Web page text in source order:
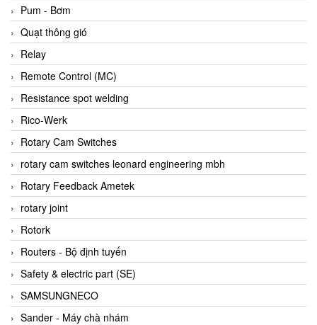
Black Box
BlackBox Vietnam
BLAGDON PUMP
Bloom Engineering
Boneng
Bopp & Reuther Messtechnik
Bosch
Boydcorp
BRAUN Vietnam
Brinkmann Pumpen
BRONKHORST
Brook Instrument
Brooks Instrument Vietnam
Buhler
BURLING INSTRUMENTS
Pum - Bơm
Quạt thông gió
Relay
Remote Control (MC)
Resistance spot welding
Rico-Werk
Rotary Cam Switches
rotary cam switches leonard engineering mbh
Rotary Feedback Ametek
rotary joint
Rotork
Routers - Bộ định tuyến
Safety & electric part (SE)
SAMSUNGNECO
Sander - Máy chà nhám